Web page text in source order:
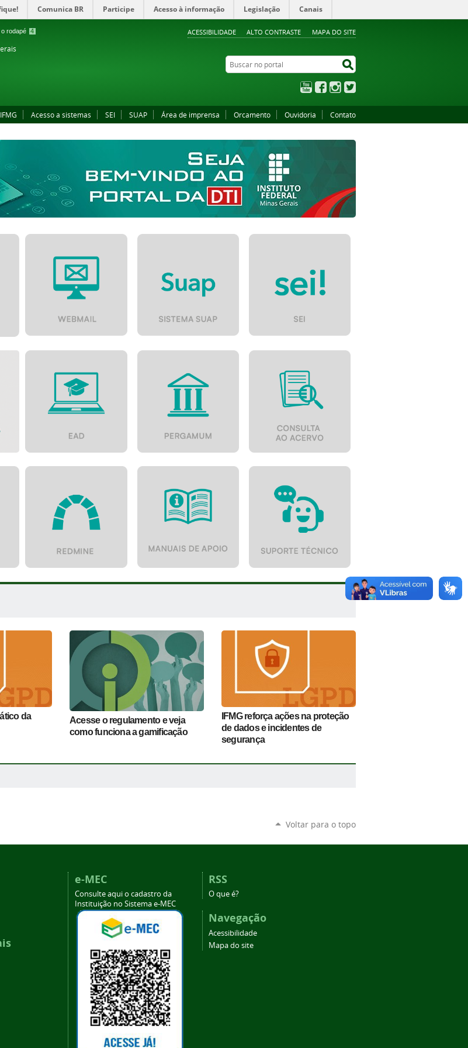
o rodapé 4 ACESSIBILIDADE ALTO CONTRASTE MAPA DO SITE
Comunica BR Participe Acesso à informação Legislação Canais
Buscar no portal
YouTubeFacebookInstagram
Acesso a sistemas SEI SUAP Área de imprensa Orcamento Ouvidoria Contato
da
Acesse o regulamento e veja
como funciona a gamificação
IFMG reforça ações na proteção
de dados e incidentes de
segurança
Voltar para o topo
e-MEC
Consulte aqui o cadastro da
Instituição no Sistema e-MEC
RSS
O que é?
Navegação
Acessibilidade
Mapa do site